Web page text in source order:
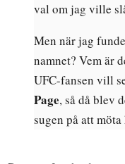
val om jag ville
Men när jag
namnet? Vem är
UFC-fansen vill
Page, så då blev
sugen på att möta